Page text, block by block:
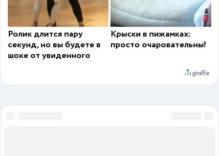
Ролик длится пару
секунд, но вы будете в
шоке от увиденного
Крыски в пижамках:
просто очаровательны!